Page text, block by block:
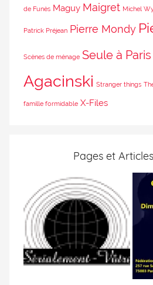
de Funès Maguy Maigret Michel
Patrick Préjean Pierre Mondy
Scènes de ménage Seule à Paris
Agacinski Stranger things
famille formidable X-Files
Pages et